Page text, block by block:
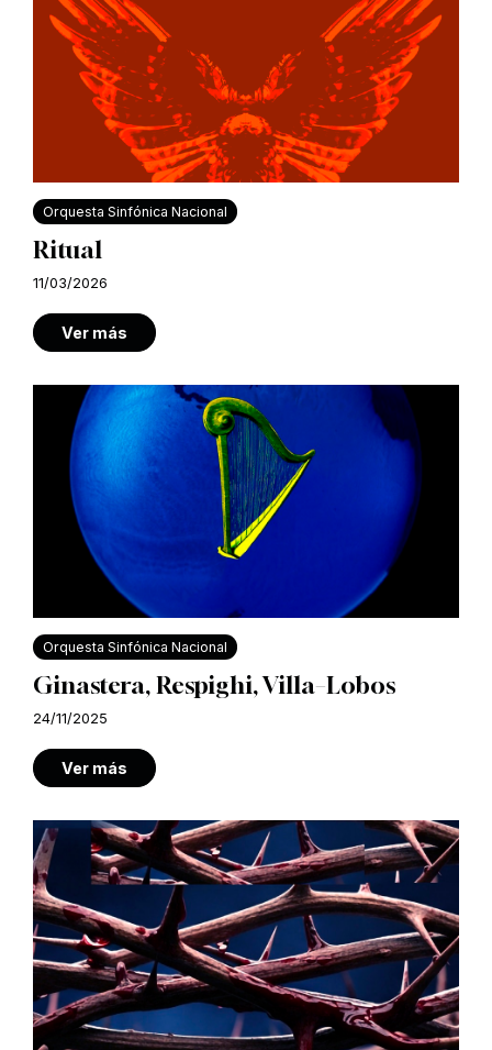
Orquesta Sinfónica Nacional
Ritual
11/03/2026
Ver más
Orquesta Sinfónica Nacional
Ginastera, Respighi, Villa–Lobos
24/11/2025
Ver más